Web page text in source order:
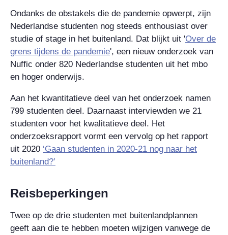
Ondanks de obstakels die de pandemie opwerpt, zijn
Nederlandse studenten nog steeds enthousiast over
studie of stage in het buitenland. Dat blijkt uit 'Over de
grens tijdens de pandemie', een nieuw onderzoek van
Nuffic onder 820 Nederlandse studenten uit het mbo
en hoger onderwijs.
Aan het kwantitatieve deel van het onderzoek namen
799 studenten deel. Daarnaast interviewden we 21
studenten voor het kwalitatieve deel. Het
onderzoeksrapport vormt een vervolg op het rapport
uit 2020 ‘Gaan studenten in 2020-21 nog naar het
buitenland?’
Reisbeperkingen
Twee op de drie studenten met buitenlandplannen
geeft aan die te hebben moeten wijzigen vanwege de